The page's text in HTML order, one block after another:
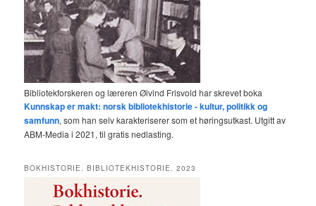
Bibliotekforskeren og læreren Øivind Frisvold har skrevet boka
Kunnskap er makt: norsk bibliotekhistorie - kultur, politikk og
samfunn, som han selv karakteriserer som et høringsutkast. Utgitt av
ABM-Media i 2021, til gratis nedlasting.
BOKHISTORIE. BIBLIOTEKHISTORIE. 2023